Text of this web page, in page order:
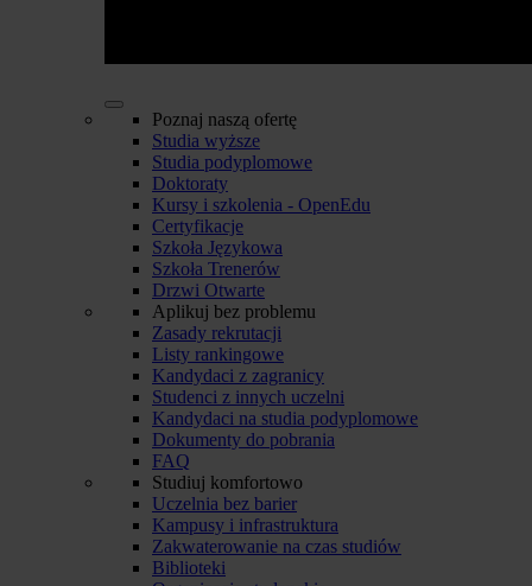
Poznaj naszą ofertę
Studia wyższe
Studia podyplomowe
Doktoraty
Kursy i szkolenia - OpenEdu
Certyfikacje
Szkoła Językowa
Szkoła Trenerów
Drzwi Otwarte
Aplikuj bez problemu
Zasady rekrutacji
Listy rankingowe
Kandydaci z zagranicy
Studenci z innych uczelni
Kandydaci na studia podyplomowe
Dokumenty do pobrania
FAQ
Studiuj komfortowo
Uczelnia bez barier
Kampusy i infrastruktura
Zakwaterowanie na czas studiów
Biblioteki